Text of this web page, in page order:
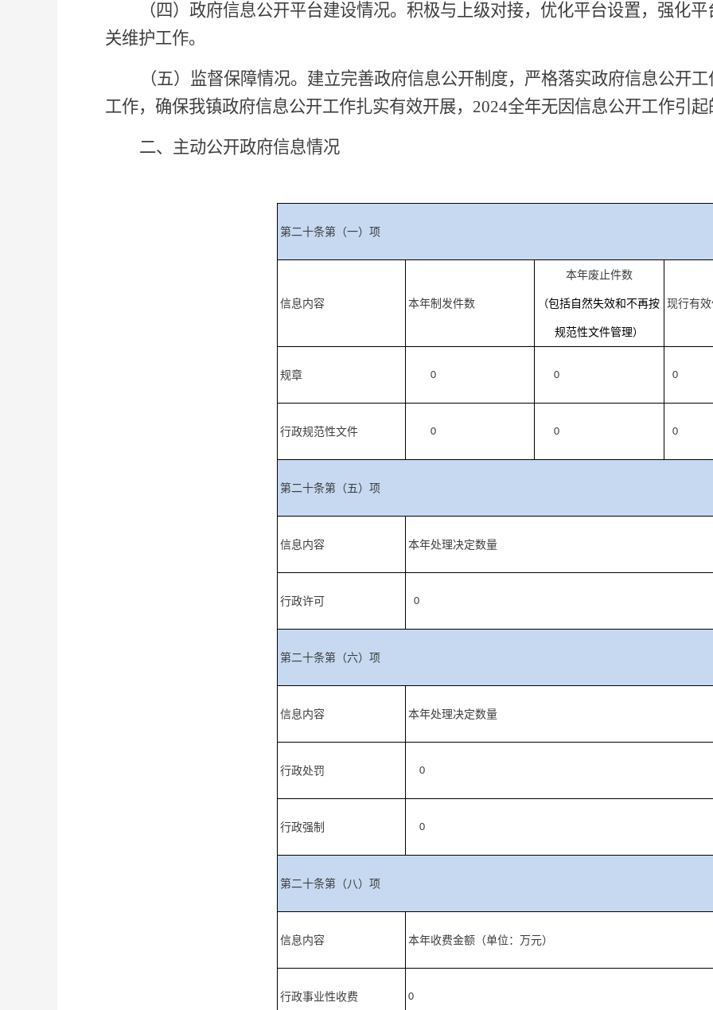
（四）政府信息公开平台建设情况。积极与上级对接，优化平台设置，强化
关维护工作。
（五）监督保障情况。 建立完善政府信息公开制度，严格落实政府信息公开
工作，确保我镇政府信息公开工作扎实有效开展， 2024全年无因信息公开工作引
二、主动公开政府信息情况
第二十条第（一）项
信息内容 本年制发件数
本年废止件数
（包括自然失效和不再按
规范性文件管理）
现行有
规章 0 0 0
行政规范性文件 0 0 0
第二十条第（五）项
信息内容 本年处理决定数量
行政许可 0
第二十条第（六）项
信息内容 本年处理决定数量
行政处罚 0
行政强制 0
第二十条第（八）项
信息内容 本年收费金额（单位：万元）
行政事业性收费 0